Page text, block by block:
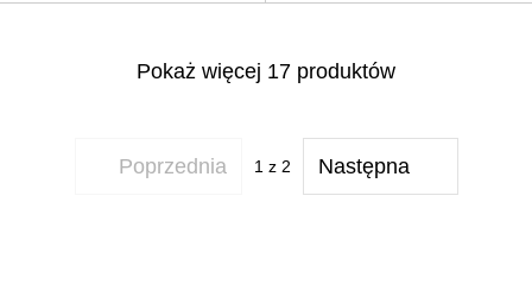
Pokaż więcej 17 produktów
Poprzednia 1z 2 Następna